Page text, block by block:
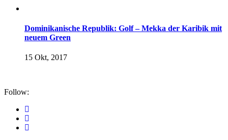
Dominikanische Republik: Golf – Mekka der Karibik mit
neuem Green
15 Okt, 2017
Follow: